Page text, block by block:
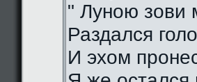
" Луною зови
Раздался
И эхом